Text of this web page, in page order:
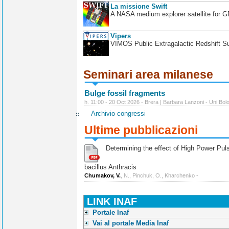
La missione Swift
A NASA medium explorer satellite for
Vipers
VIMOS Public Extragalactic Redshift
Seminari area milanese
Bulge fossil fragments
h. 11:00 - 20 Oct 2026 - Brera | Barbara Lanzoni - Uni
Archivio congressi
Ultime pubblicazioni
Determining the effect of High Power
bacillus Anthracis
Chumakov, V. , N., Pinchuk, O., Kharchenko -
LINK INAF
Portale Inaf
Vai al portale Media Inaf